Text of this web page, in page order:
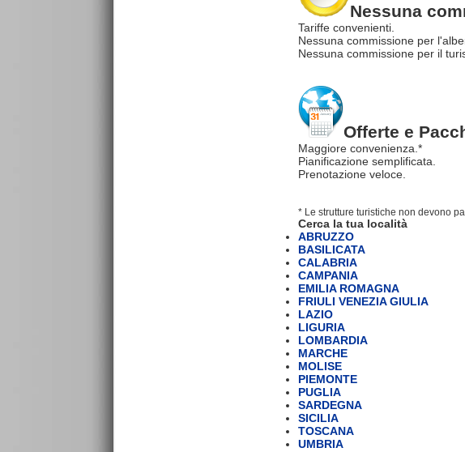
Nessuna
Tariffe convenienti.
Nessuna commissione per
Nessuna commissione per il
Offerte e
Maggiore convenienza.*
Pianificazione semplificata.
Prenotazione veloce.
* Le strutture turistiche non devono
Cerca la tua località
ABRUZZO
BASILICATA
CALABRIA
CAMPANIA
EMILIA ROMAGNA
FRIULI VENEZIA GIULIA
LAZIO
LIGURIA
LOMBARDIA
MARCHE
MOLISE
PIEMONTE
PUGLIA
SARDEGNA
SICILIA
TOSCANA
UMBRIA